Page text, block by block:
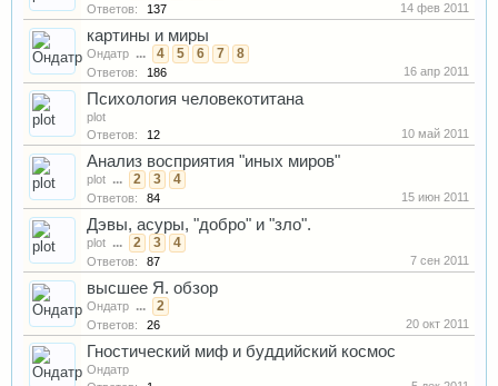
Ответов: 137 14 фев 2011
картины и миры
Ондатр ... 4 5 6 7 8
Ответов: 186 16 апр 2011
Психология человекотитана
plot
Ответов:
12 10 май 2011
Анализ восприятия "иных миров"
plot ... 2 3 4
Ответов: 84 15 июн 2011
Дэвы, асуры, "добро" и "зло".
plot ... 2 3 4
Ответов: 87 7 сен 2011
высшее Я. обзор
Ондатр ... 2
Ответов: 26 20 окт 2011
Гностический миф и буддийский космос
Ондатр